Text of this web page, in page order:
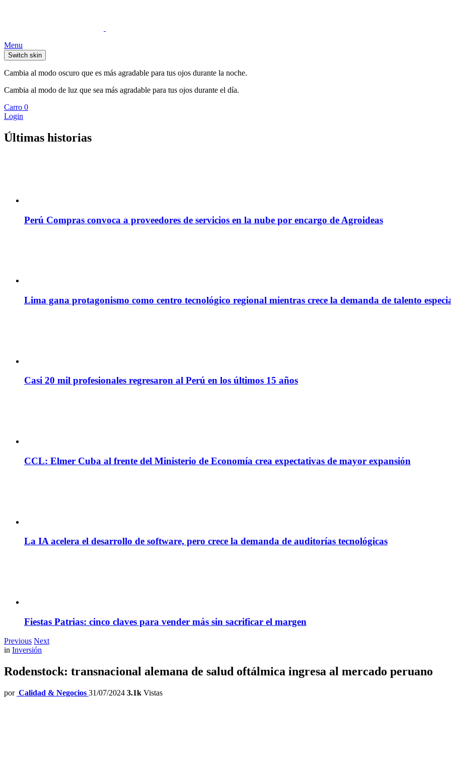
Menu
Switch skin
Cambia al modo oscuro que es más agradable para tus ojos durante la noche.
Cambia al modo de luz que sea más agradable para tus ojos durante el día.
Carro 0
Login
Últimas historias
Perú Compras convoca a proveedores de servicios en la nube por encargo de Agroideas
Lima gana protagonismo como centro tecnológico regional mientras crece la demanda de talento
Casi 20 mil profesionales regresaron al Perú en los últimos 15 años
CCL: Elmer Cuba al frente del Ministerio de Economía crea expectativas de mayor expansión
La IA acelera el desarrollo de software, pero crece la demanda de auditorías tecnológicas
Fiestas Patrias: cinco claves para vender más sin sacrificar el margen
Previous Next
in Inversión
Rodenstock: transnacional alemana de salud oftálmica ingresa al mercado peruano
por Calidad & Negocios 31/07/2024 3.1k Vistas